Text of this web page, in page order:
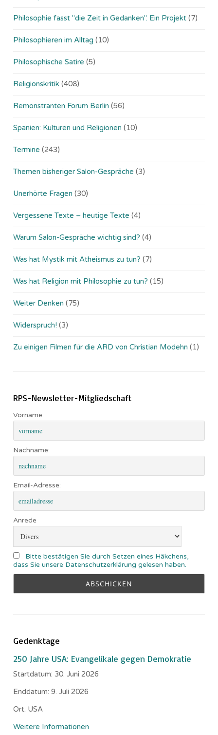
Philosophie fasst "die Zeit in Gedanken". Ein Projekt (7)
Philosophieren im Alltag (10)
Philosophische Satire (5)
Religionskritik (408)
Remonstranten Forum Berlin (56)
Spanien: Kulturen und Religionen (10)
Termine (243)
Themen bisheriger Salon-Gespräche (3)
Unerhörte Fragen (30)
Vergessene Texte – heutige Texte (4)
Warum Salon-Gespräche wichtig sind? (4)
Was hat Mystik mit Atheismus zu tun? (7)
Was hat Religion mit Philosophie zu tun? (15)
Weiter Denken (75)
Widerspruch! (3)
Zu einigen Filmen für die ARD von Christian Modehn (1)
RPS-Newsletter-Mitgliedschaft
Vorname:
Nachname:
Email-Adresse:
Anrede
Bitte bestätigen Sie durch Setzen eines Häkchens,
dass Sie unsere Datenschutzerklärung gelesen haben.
Gedenktage
250 Jahre USA: Evangelikale gegen Demokratie
Startdatum: 30. Juni 2026
Enddatum: 9. Juli 2026
Ort: USA
Weitere Informationen